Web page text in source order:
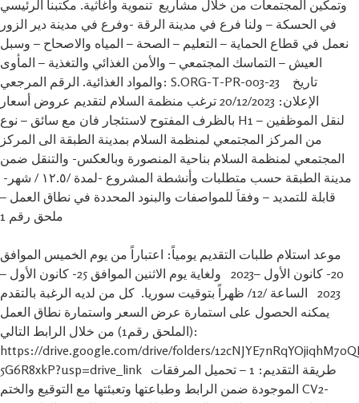
وتمكين المجتمعات من خلال مشاريع تنموية واغاثية. مكتبنا الرئيسي
في الحسكة – ولنا فرع في مدينة الرقة -وفرع في مدينة دير الزور
نعمل في قطاع الحماية – التعليم – الصحة – المياه والاصحاح – وسبل
العيش – التماسك المجتمعي – والأمن الغذائي والتغذية – المأوى
والمواد الغذائية. الرقم المرجعي: S.ORG-T-PR-003-23 تاريخ
الإعلان: 20/12/2023 ترغب منظمة السلام لتقديم عروض أسعار
بالظرف المفتوح لاستئجار فان مع سائق – نوع H1 – لنقل الموظفين
من المركز المجتمعي لمنظمة السلام بمدينة الطبقة الى المركز
المجتمعي لمنظمة السلام بناحية المنصورة وبالعكس- والتنقل ضمن
مدينة الطبقة حسب متطلبات وأنشطة المشروع -لمدة /١٢.٥ / شهر-
قابلة للتمديد – وفقاَ للمواصفات والبنود المحددة في نطاق العمل –
ملحق رقم 1
موعد استلام طلبات التقديم يومياً: اعتباراً من يوم الخميس الموافق
20- كانون الأول –2023 ولغاية يوم الاثنين الموافق 25- كانون الأول –
2023 الساعة /12/ ظهراً بتوقيت سوريا. كل من لديه الرغبة بالتقدم
يمكنه الحصول على استمارة عرض السعر واستمارة نطاق العمل
(الملحق رقم1) من خلال الرابط التالي:
https://drive.google.com/drive/folders/
5G6R8xkP?usp=drive_link طريقة التقديم: 1 – تحميل المرفقات
الموجودة ضمن الرابط وطباعتها وتعبئتها مع التوقيع والختم CV2-